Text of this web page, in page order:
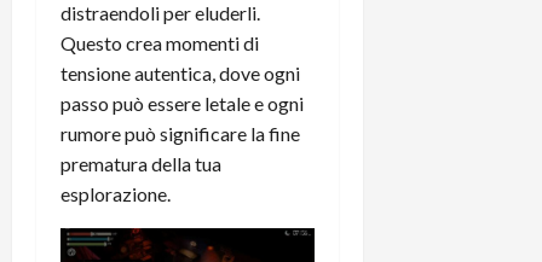
distraendoli per eluderli.
Questo crea momenti di
tensione autentica, dove ogni
passo può essere letale e ogni
rumore può significare la fine
prematura della tua
esplorazione.